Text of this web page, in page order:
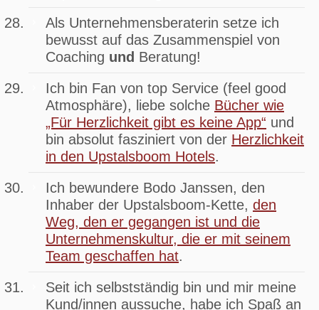
Als Unternehmensberaterin setze ich
bewusst auf das Zusammenspiel von
Coaching und Beratung!
Ich bin Fan von top Service (feel good
Atmosphäre), liebe solche Bücher wie
„Für Herzlichkeit gibt es keine App“ und
bin absolut fasziniert von der Herzlichkeit
in den Upstalsboom Hotels.
Ich bewundere Bodo Janssen, den
Inhaber der Upstalsboom-Kette, den
Weg, den er gegangen ist und die
Unternehmenskultur, die er mit seinem
Team geschaffen hat.
Seit ich selbstständig bin und mir meine
Kund/innen aussuche, habe ich Spaß an